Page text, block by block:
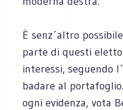
È senz´altro
parte di questi
interessi, seguendo
badare al
ogni evidenza, vota